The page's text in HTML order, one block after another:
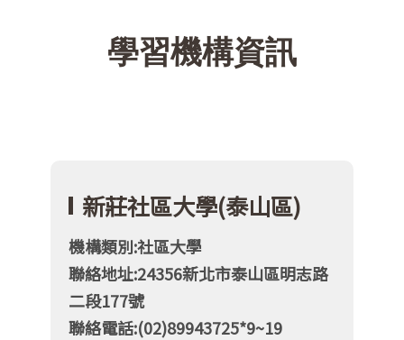
學習機構資訊
新莊社區大學(泰山區)
機構類別:社區大學
聯絡地址:24356新北市泰山區明志路
二段177號
聯絡電話:(02)89943725*9~19